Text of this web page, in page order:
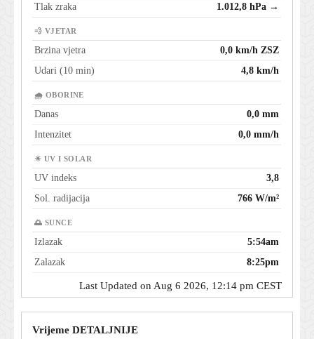
Tlak zraka
1.012,8 hPa →
💨 VJETAR
Brzina vjetra
0,0 km/h ZSZ
Udari (10 min)
4,8 km/h
🌧 OBORINE
Danas
0,0 mm
Intenzitet
0,0 mm/h
☀ UV I SOLAR
UV indeks
3,8
Sol. radijacija
766 W/m²
🌅 SUNCE
Izlazak
5:54am
Zalazak
8:25pm
Last Updated on Aug 6 2026, 12:14 pm CEST
Vrijeme DETALJNIJE